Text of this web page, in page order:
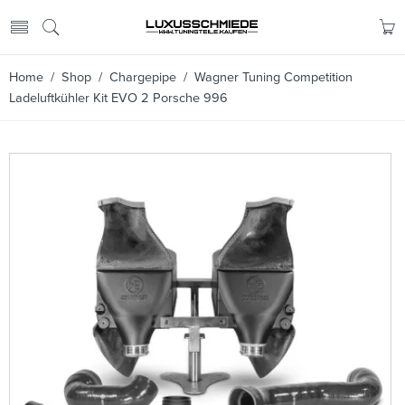
Home / Shop / Chargepipe / Wagner Tuning Competition
Ladeluftkühler Kit EVO 2 Porsche 996